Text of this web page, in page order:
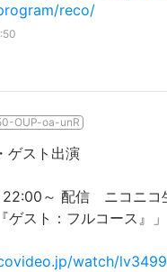
reco/
OUP-oa-unR
ゲスト出演
22:00～ 配信 ニコニ
ゲスト：フルコース』
watch/